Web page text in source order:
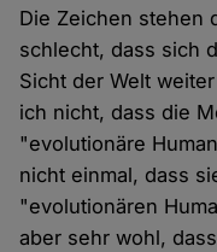
Die Zeichen stehen
schlecht, dass sich
Sicht der Welt
ich nicht, dass die
"evolutionäre
nicht einmal, dass
"evolutionären
aber sehr wohl,